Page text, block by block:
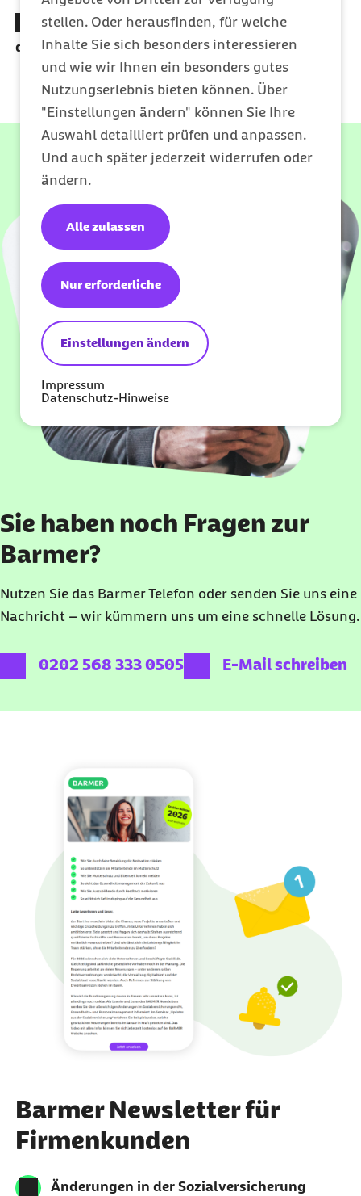
stellen. Oder herausfinden, für welche
Inhalte Sie sich besonders interessieren
und wie wir Ihnen ein besonders gutes
Nutzungserlebnis bieten können. Über
"Einstellungen ändern" können Sie Ihre
Auswahl detailliert prüfen und anpassen.
Und auch später jederzeit widerrufen oder
ändern.
Einstellungen ändern
Nur erforderliche
Alle zulassen
Impressum
Datenschutz-Hinweise
Mit Pre- und Onboarding Fachkräfte binden und
die Mitarbeiterzufriedenheit erhöhen
Sie haben noch Fragen zur
Barmer?
Nutzen Sie das Barmer Telefon oder senden Sie uns eine
Nachricht – wir kümmern uns um eine schnelle Lösung.
externer Link:
0202 568 333 0505 E-Mail schreiben
Barmer Newsletter für
Firmenkunden
Änderungen in der Sozialversicherung